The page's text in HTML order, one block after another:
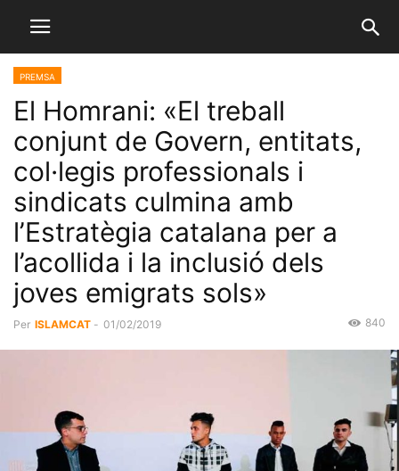
PREMSA
El Homrani: «El treball
conjunt de Govern, entitats,
col·legis professionals i
sindicats culmina amb
l’Estratègia catalana per a
l’acollida i la inclusió dels
joves emigrats sols»
Per ISLAMCAT - 01/02/2019 840